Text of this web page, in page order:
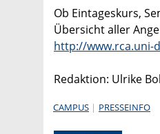
Ob Eintageskurs,
Übersicht aller
http://www.rca.uni-
Redaktion: Ulrike
CAMPUS PRESSEINFO